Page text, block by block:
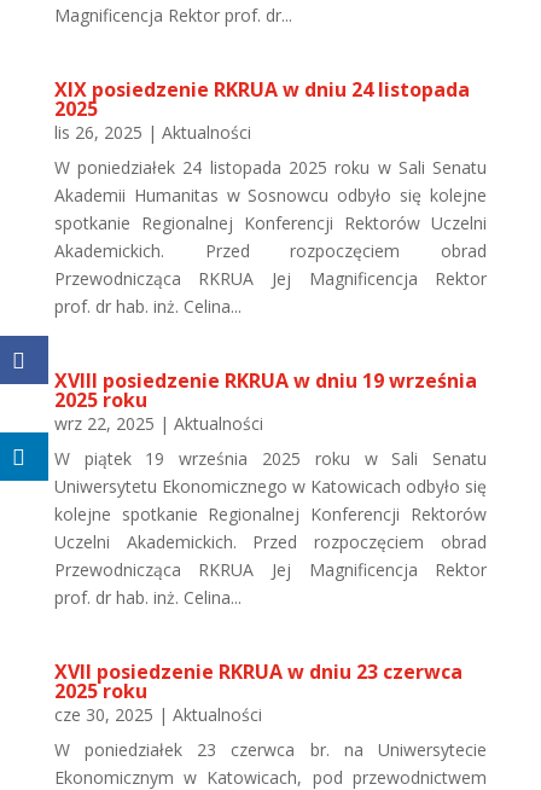
Magnificencja Rektor prof. dr...
XIX posiedzenie RKRUA w dniu 24 listopada
2025
lis 26, 2025 | Aktualności
W poniedziałek 24 listopada 2025 roku w Sali Senatu
Akademii Humanitas w Sosnowcu odbyło się kolejne
spotkanie Regionalnej Konferencji Rektorów Uczelni
Akademickich. Przed rozpoczęciem obrad
Przewodnicząca RKRUA Jej Magnificencja Rektor
prof. dr hab. inż. Celina...
XVIII posiedzenie RKRUA w dniu 19 września
2025 roku
wrz 22, 2025 | Aktualności
W piątek 19 września 2025 roku w Sali Senatu
Uniwersytetu Ekonomicznego w Katowicach odbyło się
kolejne spotkanie Regionalnej Konferencji Rektorów
Uczelni Akademickich. Przed rozpoczęciem obrad
Przewodnicząca RKRUA Jej Magnificencja Rektor
prof. dr hab. inż. Celina...
XVII posiedzenie RKRUA w dniu 23 czerwca
2025 roku
cze 30, 2025 | Aktualności
W poniedziałek 23 czerwca br. na Uniwersytecie
Ekonomicznym w Katowicach, pod przewodnictwem